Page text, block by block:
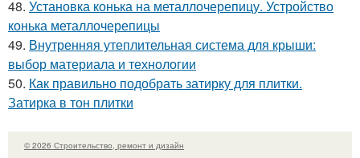
48. Установка конька на металлочерепицу. Устройство
конька металлочерепицы
49. Внутренняя утеплительная система для крыши:
выбор материала и технологии
50. Как правильно подобрать затирку для плитки.
Затирка в тон плитки
© 2026 Строительство, ремонт и дизайн